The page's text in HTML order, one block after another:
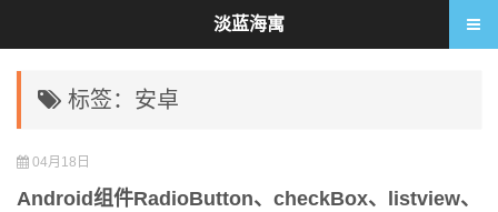
标签：安卓
04月18日
Android组件RadioButton、checkBox、listview、
淡蓝海寓